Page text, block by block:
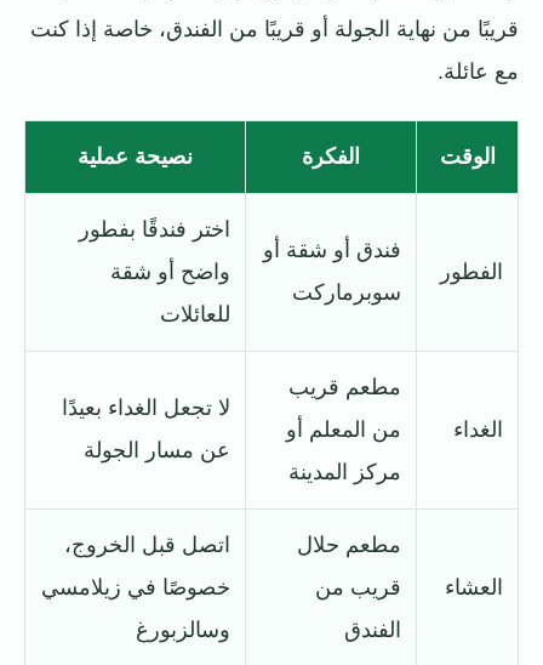
قريبًا من نهاية الجولة أو قريبًا من الفندق، خاصة إذا كنت
مع عائلة.
الوقت الفكرة نصيحة عملية
الفطور
فندق أو شقة أو
سوبرماركت
اختر فندقًا بفطور
واضح أو شقة
للعائلات
الغداء
مطعم قريب
من المعلم أو
مركز المدينة
لا تجعل الغداء بعيدًا
عن مسار الجولة
العشاء
مطعم حلال
قريب من
الفندق
اتصل قبل الخروج،
خصوصًا في زيلامسي
وسالزبورغ